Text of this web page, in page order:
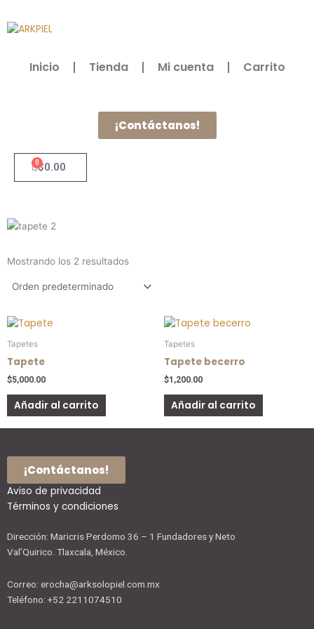
al
contenido
Inicio Tienda Mi cuenta Carrito
¡Contáctanos!
$0.00
0
Cart
Mostrando los 2 resultados
Tapetes
Tapete
$5,000.00
Añadir al carrito
Tapetes
Tapete becerro
$1,200.00
Añadir al carrito
¡Contáctanos!
Aviso de privacidad
Términos y condiciones
Dirección: Maricris Perdomo 36 – 1 Fundadores y Neto
Val’Quirico. Tlaxcala, México.
Correo: erocha@arksolopiel.com.mx
Teléfono: +52 2211074510